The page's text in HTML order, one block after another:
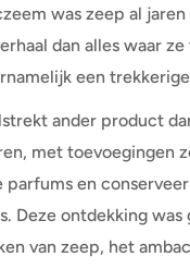
was zeep al
dan alles waar
een
ander product
met toevoegingen
en
Deze ontdekking was
van zeep, het